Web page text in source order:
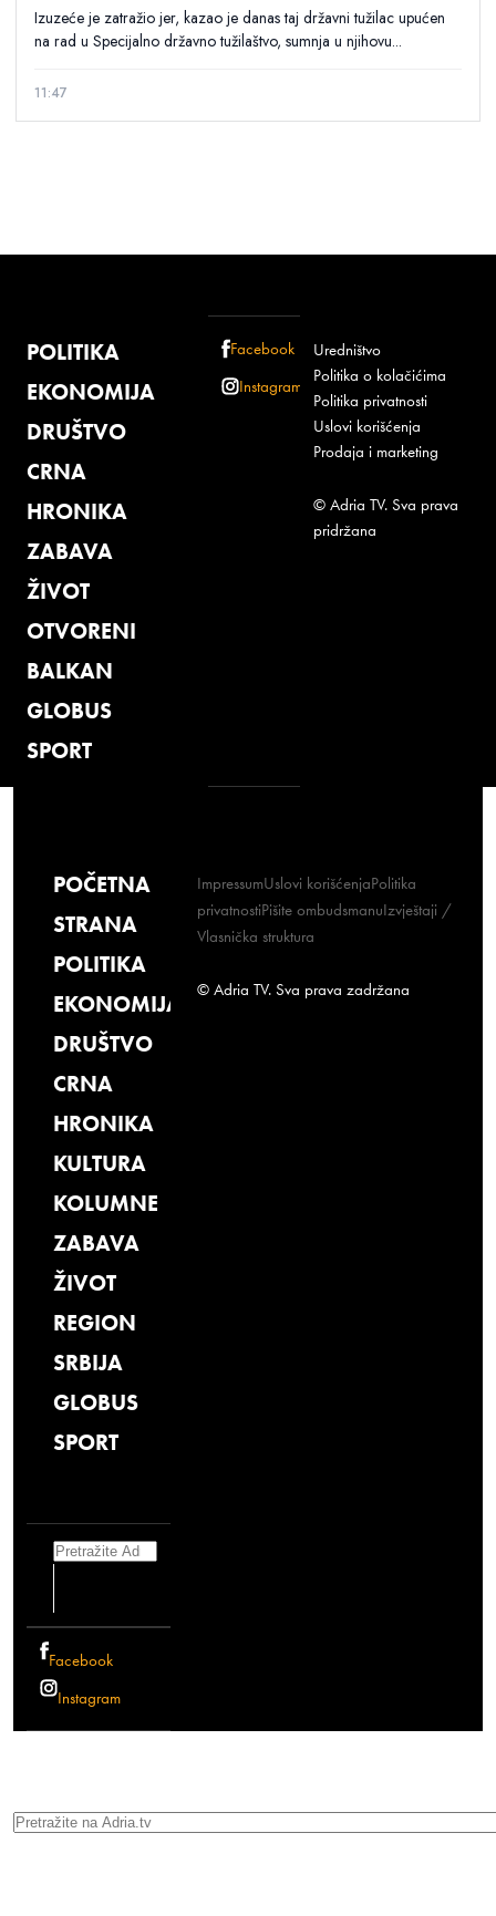
Izuzeće je zatražio jer, kazao je danas taj državni tužilac upućen
na rad u Specijalno državno tužilaštvo, sumnja u njihovu...
11:47
POLITIKA
EKONOMIJA
DRUŠTVO
CRNA
HRONIKA
ZABAVA
ŽIVOT
OTVORENI
BALKAN
GLOBUS
SPORT
Facebook
Instagram
Uredništvo
Politika o kolačićima
Politika privatnosti
Uslovi korišćenja
Prodaja i marketing
© Adria TV. Sva prava
pridržana
POČETNA
STRANA
POLITIKA
EKONOMIJA
DRUŠTVO
CRNA
HRONIKA
KULTURA
KOLUMNE
ZABAVA
ŽIVOT
REGION
SRBIJA
GLOBUS
SPORT
Search
Facebook
Instagram
ImpressumUslovi korišćenjaPolitika
privatnostiPišite ombudsmanuIzvještaji /
Vlasnička struktura
© Adria TV. Sva prava zadržana
Search